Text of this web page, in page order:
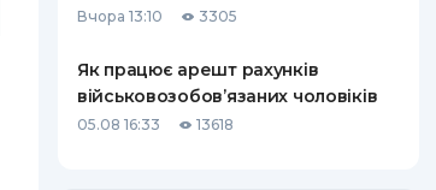
Вчора 13:10 3305
Як працює арешт рахунків
військовозобов’язаних чоловіків
05.08 16:33 13618